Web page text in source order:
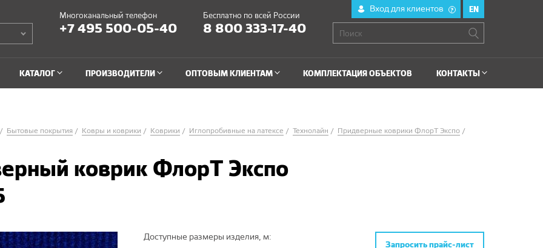
Многоканальный телефон
+7 495 500-05-40
Бесплатно по всей России
8 800 333-17-40
Вход для клиентов ? EN
КАТАЛОГ ПРОИЗВОДИТЕЛИ ОПТОВЫМ КЛИЕНТАМ КОМПЛЕКТАЦИЯ ОБЪЕКТОВ КОНТАКТЫ
Бытовые покрытия Ковры и коврики Коврики Иглопробивные на латексе Технолайн
Придверные коврики ФлорТ Экспо
коврик ФлорТ Экспо
Доступные размеры изделия, м:
Запросить прайс-лист